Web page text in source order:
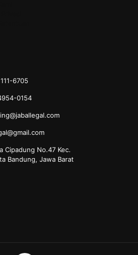
6705
0154
Cipadung No.47 Kec.
Bandung, Jawa Barat